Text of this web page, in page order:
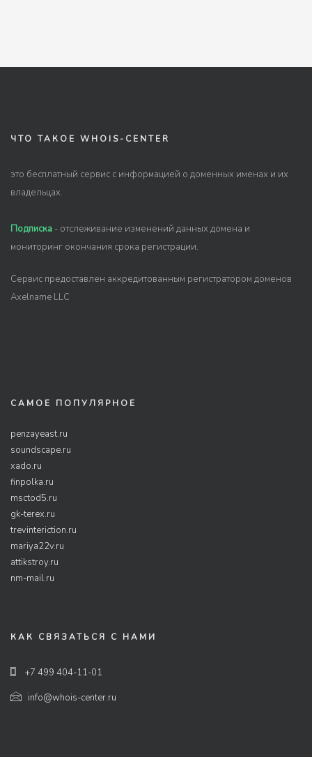
ЧТО ТАКОЕ WHOIS-CENTER
это бесплатный сервис с информацией о доменных именах и их
владельцах.
Подписка - отслеживание изменений данных домена и
мониторинг окончания срока регистрации.
Сервис предоставлен аккредитованным регистратором доменов
Axelname LLC
САМОЕ ПОПУЛЯРНОЕ
penzayeast.ru
soundscape.ru
xado.ru
finpolka.ru
msctod5.ru
gk-terex.ru
trevinteriction.ru
mariya22v.ru
attikstroy.ru
nm-mail.ru
КАК СВЯЗАТЬСЯ С НАМИ
+7 499 404-11-01
info@whois-center.ru